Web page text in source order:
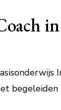
begeleiden